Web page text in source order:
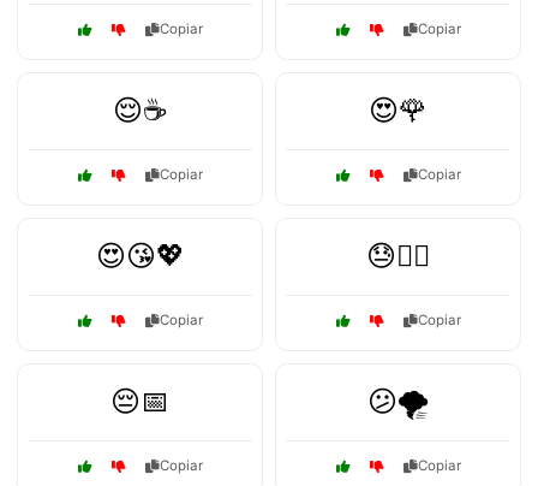
Copiar Copiar
😌☕
Copiar
😍🌹
Copiar
😍😘💖
Copiar
😓🏃‍♂️
Copiar
😔📅
Copiar
😕🌪️
Copiar